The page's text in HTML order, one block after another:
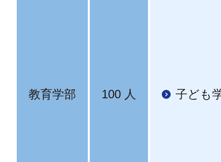
教育学部 100 人 子ども